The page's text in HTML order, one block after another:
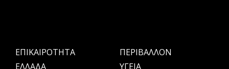
ΕΠΙΚΑΙΡΟΤΗΤΑ
ΕΛΛΑΔΑ
ΠΕΡΙΒΑΛΛΟΝ
ΥΓΕΙΑ